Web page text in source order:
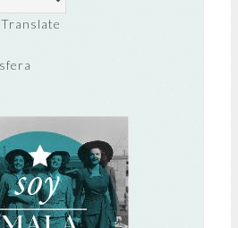
Translate